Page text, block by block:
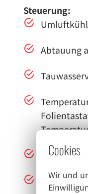
Steuerung:
Abtauung
bei
Cookies
Wir und